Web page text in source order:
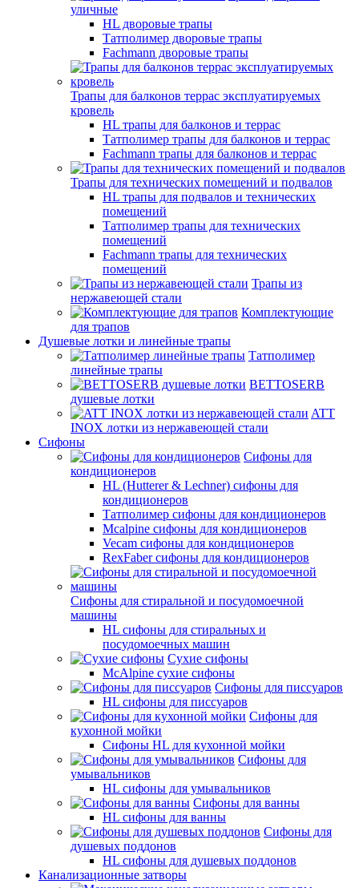
уличные
HL дворовые трапы
Татполимер дворовые трапы
Fachmann дворовые трапы
Трапы для балконов террас эксплуатируемых
кровель
HL трапы для балконов и террас
Татполимер трапы для балконов и террас
Fachmann трапы для балконов и террас
Трапы для технических помещений и подвалов
HL трапы для подвалов и технических
помещений
Татполимер трапы для технических
помещений
Fachmann трапы для технических
помещений
Трапы из
нержавеющей стали
Комплектующие
для трапов
Душевые лотки и линейные трапы
Татполимер
линейные трапы
BETTOSERB
душевые лотки
ATT
INOX лотки из нержавеющей стали
Сифоны
Сифоны для
кондиционеров
HL (Hutterer & Lechner) сифоны для
кондиционеров
Татполимер сифоны для кондиционеров
Mcalpine сифоны для кондиционеров
Vecam сифоны для кондиционеров
RexFaber сифоны для кондиционеров
Сифоны для стиральной и посудомоечной
машины
HL сифоны для стиральных и
посудомоечных машин
Сухие сифоны
McAlpine сухие сифоны
Сифоны для писсуаров
HL сифоны для писсуаров
Сифоны для
кухонной мойки
Сифоны HL для кухонной мойки
Сифоны для
умывальников
HL сифоны для умывальников
Сифоны для ванны
HL сифоны для ванны
Сифоны для
душевых поддонов
HL сифоны для душевых поддонов
Канализационные затворы